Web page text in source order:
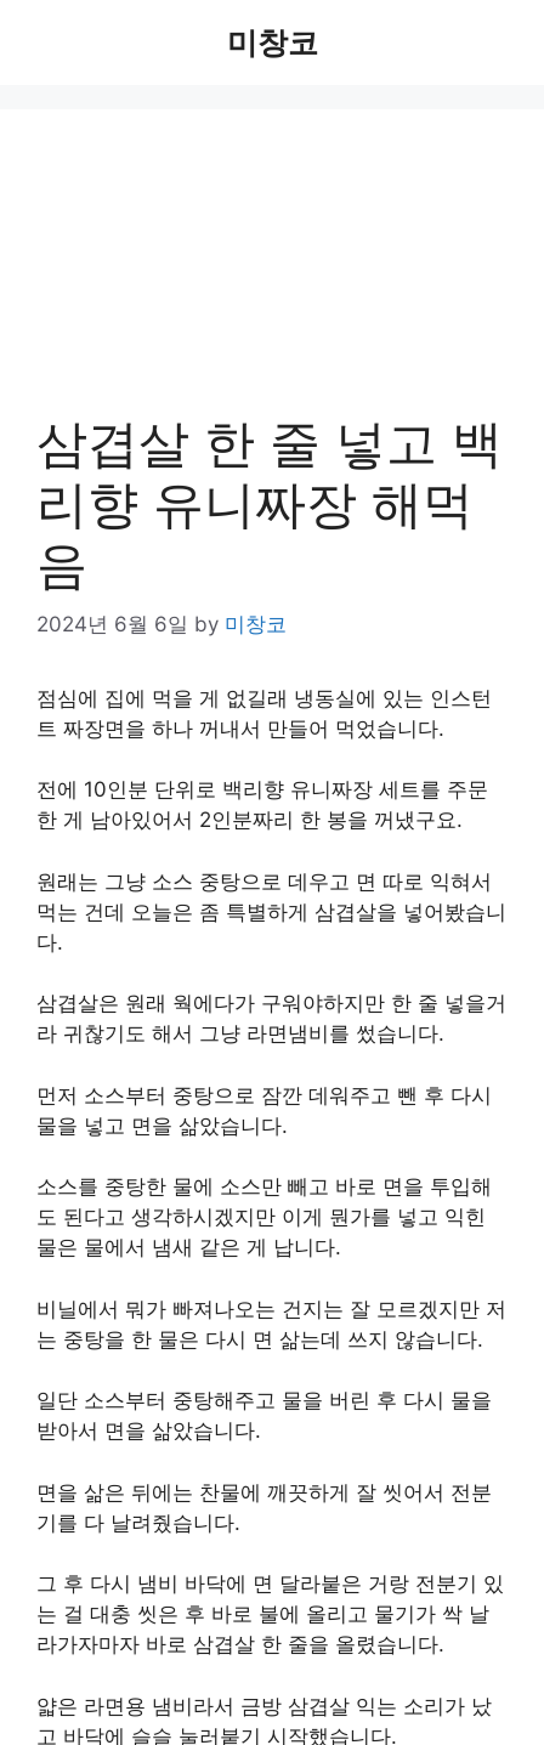
미창코
삼겹살 한 줄 넣고 백
리향 유니짜장 해먹
음
2024년 6월 6일 by 미창코
점심에 집에 먹을 게 없길래 냉동실에 있는 인스턴
트 짜장면을 하나 꺼내서 만들어 먹었습니다.
전에 10인분 단위로 백리향 유니짜장 세트를 주문
한 게 남아있어서 2인분짜리 한 봉을 꺼냈구요.
원래는 그냥 소스 중탕으로 데우고 면 따로 익혀서
먹는 건데 오늘은 좀 특별하게 삼겹살을 넣어봤습니
다.
삼겹살은 원래 웍에다가 구워야하지만 한 줄 넣을거
라 귀찮기도 해서 그냥 라면냄비를 썼습니다.
먼저 소스부터 중탕으로 잠깐 데워주고 뺀 후 다시
물을 넣고 면을 삶았습니다.
소스를 중탕한 물에 소스만 빼고 바로 면을 투입해
도 된다고 생각하시겠지만 이게 뭔가를 넣고 익힌
물은 물에서 냄새 같은 게 납니다.
비닐에서 뭐가 빠져나오는 건지는 잘 모르겠지만 저
는 중탕을 한 물은 다시 면 삶는데 쓰지 않습니다.
일단 소스부터 중탕해주고 물을 버린 후 다시 물을
받아서 면을 삶았습니다.
면을 삶은 뒤에는 찬물에 깨끗하게 잘 씻어서 전분
기를 다 날려줬습니다.
그 후 다시 냄비 바닥에 면 달라붙은 거랑 전분기 있
는 걸 대충 씻은 후 바로 불에 올리고 물기가 싹 날
라가자마자 바로 삼겹살 한 줄을 올렸습니다.
얇은 라면용 냄비라서 금방 삼겹살 익는 소리가 났
고 바닥에 슬슬 눌러붙기 시작했습니다.